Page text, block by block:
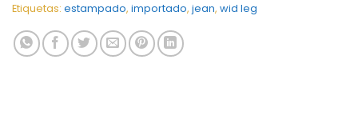
Etiquetas: estampado, importado, jean, wid leg